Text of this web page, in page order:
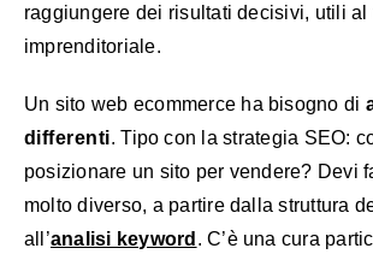
raggiungere dei risultati decisivi, utili al
imprenditoriale.
Un sito web ecommerce ha bisogno di
differenti. Tipo con la strategia SEO:
posizionare un sito per vendere? Devi
molto diverso, a partire dalla struttura
all’analisi keyword . C’è una cura